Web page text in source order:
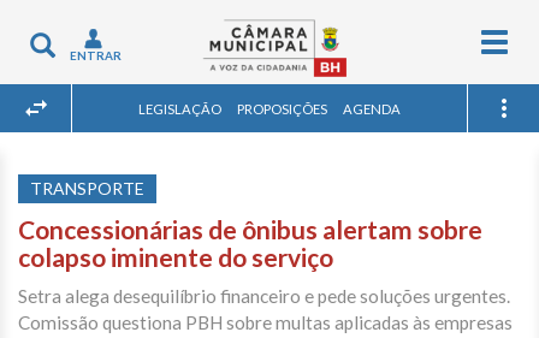
Toggle
navigation
ENTRAR
LEGISLAÇÃO PROPOSIÇÕES AGENDA
TRANSPORTE
Concessionárias de ônibus alertam sobre
colapso iminente do serviço
Setra alega desequilíbrio financeiro e pede soluções urgentes.
Comissão questiona PBH sobre multas aplicadas às empresas